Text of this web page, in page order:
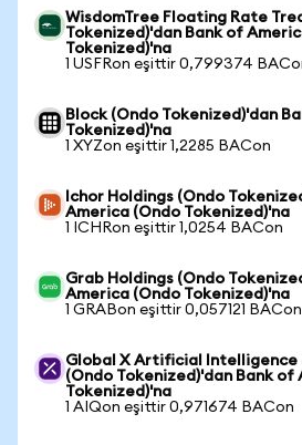
WisdomTree Floating Rate
Tokenized)'dan Bank of
Tokenized)'na
1 USFRon eşittir 0,799374
Block (Ondo Tokenized)'dan
Tokenized)'na
1 XYZon eşittir 1,2285 BACon
Ichor Holdings (Ondo
America (Ondo Tokenized)'na
1 ICHRon eşittir 1,0254 BACon
Grab Holdings (Ondo
America (Ondo Tokenized)'na
1 GRABon eşittir 0,057121 BACon
Global X Artificial Intelligence
(Ondo Tokenized)'dan Bank of
Tokenized)'na
1 AIQon eşittir 0,971674 BACon